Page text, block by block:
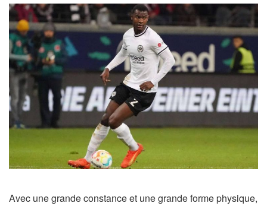
Avec une grande constance et une grande forme physique,